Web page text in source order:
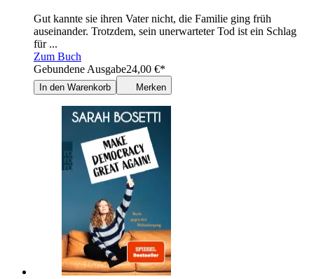
Gut kannte sie ihren Vater nicht, die Familie ging früh
auseinander. Trotzdem, sein unerwarteter Tod ist ein Schlag
für ...
Zum Buch
Gebundene Ausgabe24,00 €*
In den Warenkorb Merken